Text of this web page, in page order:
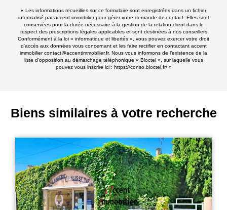
« Les informations recueillies sur ce formulaire sont enregistrées dans un fichier
informatisé par accent immobilier pour gérer votre demande de contact. Elles sont
conservées pour la durée nécessaire à la gestion de la relation client dans le
respect des prescriptions légales applicables et sont destinées à nos conseillers
Conformément à la loi « informatique et libertés », vous pouvez exercer votre droit
d'accès aux données vous concernant et les faire rectifier en contactant accent
immobilier contact@accentimmobilier.fr. Nous vous informons de l’existence de la
liste d'opposition au démarchage téléphonique « Bloctel », sur laquelle vous
pouvez vous inscrire ici : https://conso.bloctel.fr/»
Biens similaires à votre recherche